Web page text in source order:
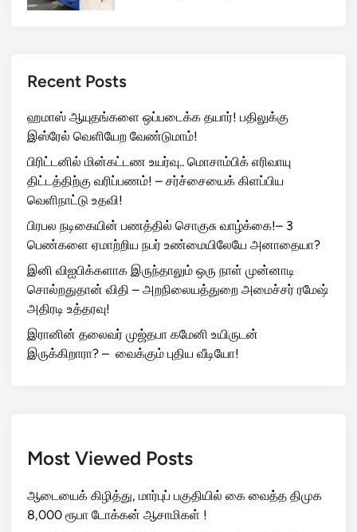
Recent Posts
ஹமாஸ் ஆயுதங்களை ஒப்படைக்க தயார்! பதிலுக்கு
இஸ்ரேல் வெளியேற வேண்டுமாம்!
பிரிட்டனில் மின்கட்டண உயர்வு.. மொசாம்பிக் எரிவாயு
திட்டத்திற்கு வரிப்பணம்! – சர்ச்சையைக் கிளப்பிய
வெளிநாட்டு உதவி!
பிரபல நடிகையின் பணத்தில் சொகுசு வாழ்க்கை!– 3
பெண்களை ஏமாற்றிய நபர் உண்மையிலேயே அனாதையா?
இனி விஐபிக்களாக இருந்தாலும் ஒரு நாள் முன்னாடி
சொல்றதுதான் விதி – அறநிலையத்துறை அமைச்சர் ரமேஷ்
அதிரடி உத்தரவு!
இரானின் தலைவர் முஜ்தபா கமேனி உயிருடன்
இருக்கிறாரா? – வைக்கும் புதிய வீடியோ!
Most Viewed Posts
ஆடையைக் கிழித்து, மார்புப் பகுதியில் கை வைத்த திமுக
8,000 ரூபா டோக்கன் ஆசாமிகள் !